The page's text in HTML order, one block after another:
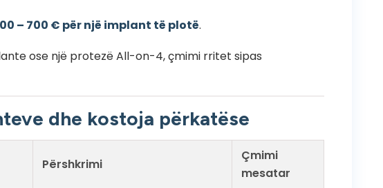
– 700 € për një implant të plotë.
ose një protezë All-on-4, çmimi rritet sipas
dhe kostoja përkatëse
Përshkrimi
Çmimi
mesatar